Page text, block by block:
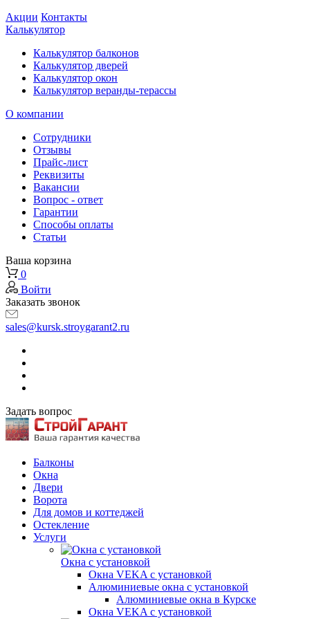
Акции Контакты
Калькулятор
Калькулятор балконов
Калькулятор дверей
Калькулятор окон
Калькулятор веранды-терассы
О компании
Сотрудники
Отзывы
Прайс-лист
Реквизиты
Вакансии
Вопрос - ответ
Гарантии
Способы оплаты
Статьи
Ваша корзина
0
Войти
Заказать звонок
sales@kursk.stroygarant2.ru
Задать вопрос
Балконы
Окна
Двери
Ворота
Для домов и коттеджей
Остекление
Услуги
Окна с установкой
Окна VEKA с установкой
Алюминиевые окна с установкой
Алюминиевые окна в Курске
Окна VEKA с установкой